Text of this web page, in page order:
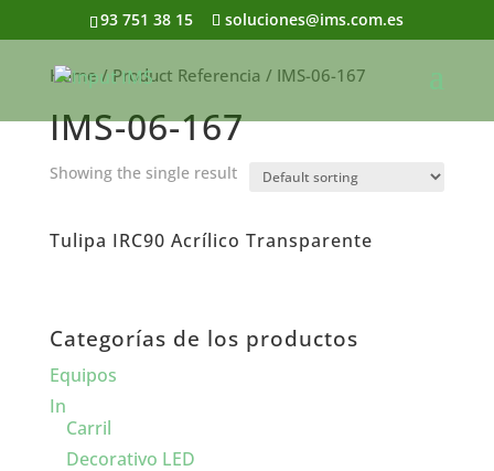
93 751 38 15 soluciones@ims.com.es
Home / Product Referencia / IMS-06-167
IMS-06-167
Showing the single result
Tulipa IRC90 Acrílico Transparente
Categorías de los productos
Equipos
In
Carril
Decorativo LED